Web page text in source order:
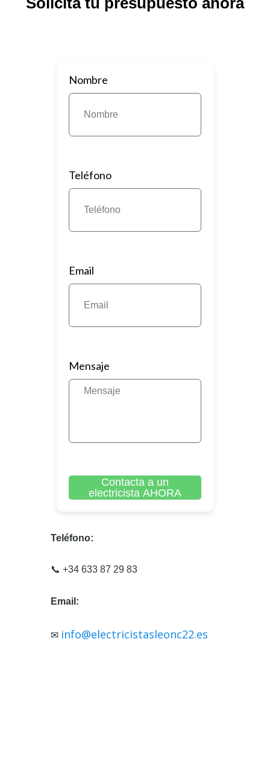
Nombre
Teléfono
Email
Mensaje
Contacta a un
electricista AHORA
t
r
a
i
Teléfono:
📞 +34 633 87 29 83
Email:
✉ info@electricistasleonc22.es